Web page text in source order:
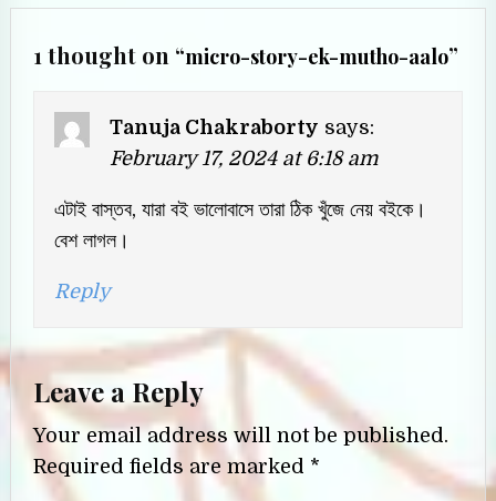
1 thought on “micro-story-ek-mutho-aalo”
Tanuja Chakraborty says:
February 17, 2024 at 6:18 am
এটাই বাস্তব, যারা বই ভালোবাসে তারা ঠিক খুঁজে নেয় বইকে।
বেশ লাগল।
Reply
Leave a Reply
Your email address will not be published.
Required fields are marked *